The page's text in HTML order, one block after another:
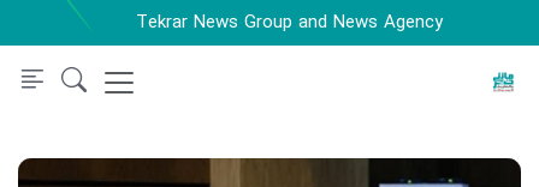
Tekrar News Group and News Agency